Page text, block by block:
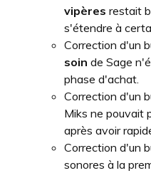
vipères restait
s'étendre à
Correction d'un
soin de Sage
phase d'achat.
Correction d'un
Miks ne pouvait
après avoir
Correction d'un
sonores à la